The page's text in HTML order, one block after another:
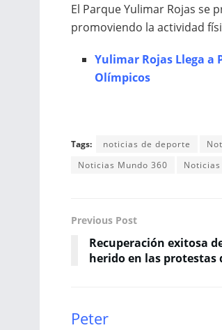
El Parque Yulimar Rojas se
promoviendo la actividad
Yulimar Rojas Llega a
Olímpicos
Tags: noticias de deporte
Noticias Mundo 360
Noticias
Previous Post
Recuperación exitosa
herido en las protestas
Peter